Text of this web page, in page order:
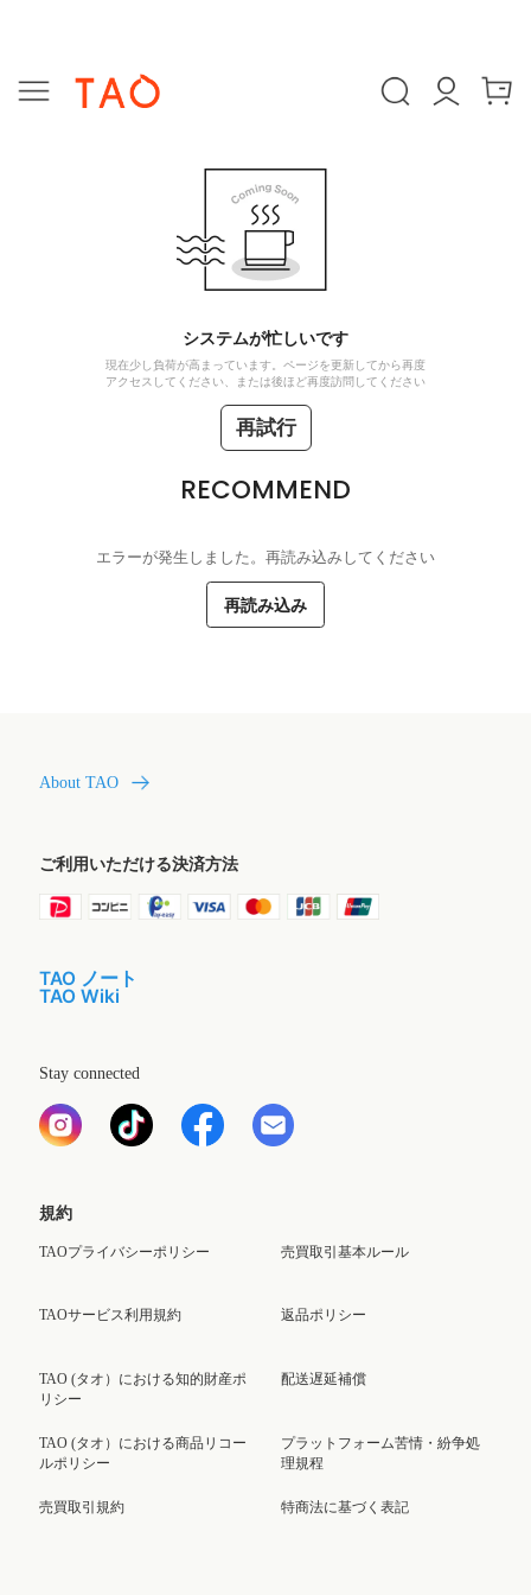
システムが忙しいです
現在少し負荷が高まっています。ページを更新してから再度
アクセスしてください、または後ほど再度訪問してください
再試行
RECOMMEND
エラーが発生しました。再読み込みしてください
再読み込み
About TAO
ご利用いただける決済方法
TAO ノート
TAO Wiki
Stay connected
規約
TAOプライバシーポリシー
TAOサービス利用規約
TAO (タオ）における知的財産ポ
リシー
TAO (タオ）における商品リコー
ルポリシー
売買取引規約
売買取引基本ルール
返品ポリシー
配送遅延補償
プラットフォーム苦情・紛争処
理規程
特商法に基づく表記